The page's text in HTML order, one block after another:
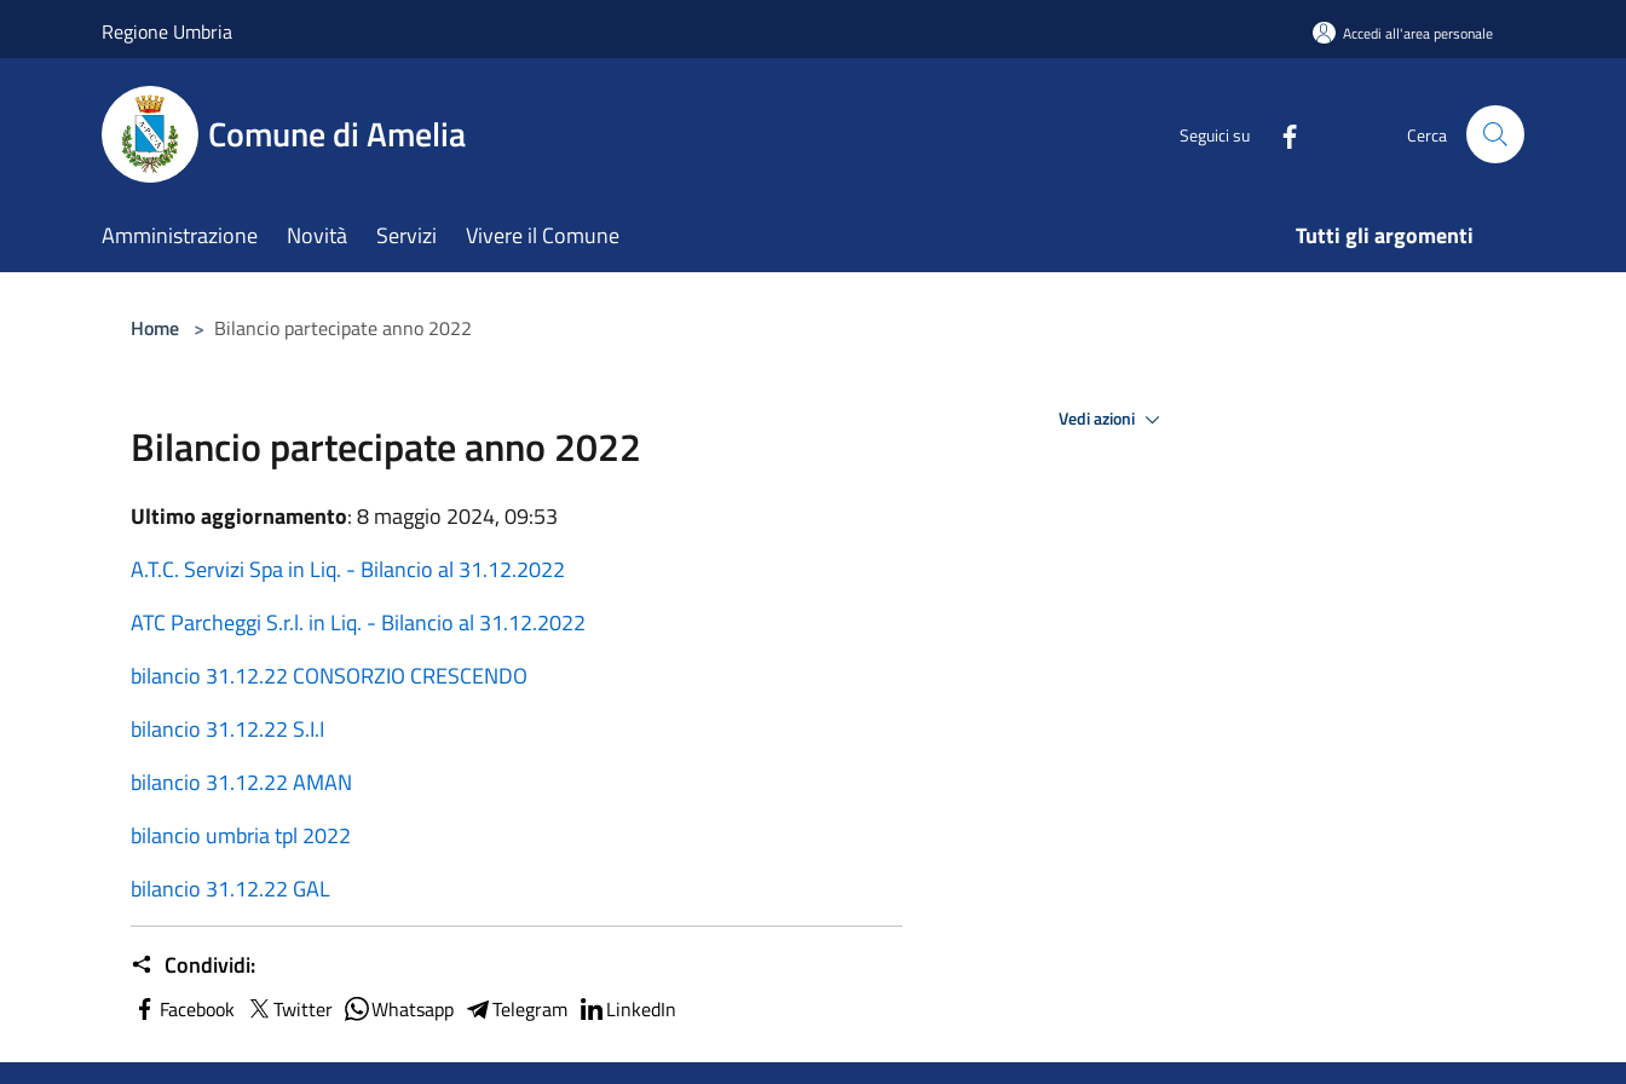
Regione Umbria Accedi all'area personale
Comune di Amelia Seguici su Cerca
Amministrazione Novità Servizi Vivere il Comune Tutti gli argomenti
Home > Bilancio partecipate anno 2022
Bilancio partecipate anno 2022
Ultimo aggiornamento: 8 maggio 2024, 09:53
A.T.C. Servizi Spa in Liq. - Bilancio al 31.12.2022
ATC Parcheggi S.r.l. in Liq. - Bilancio al 31.12.2022
bilancio 31.12.22 CONSORZIO CRESCENDO
bilancio 31.12.22 S.I.I
bilancio 31.12.22 AMAN
bilancio umbria tpl 2022
bilancio 31.12.22 GAL
Condividi:
Facebook Twitter Whatsapp Telegram LinkedIn
Vedi azioni